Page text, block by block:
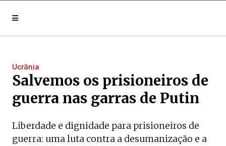
Ucrânia
Salvemos os prisioneiros de
guerra nas garras de Putin
Liberdade e dignidade para prisioneiros de
guerra: uma luta contra a desumanização e a